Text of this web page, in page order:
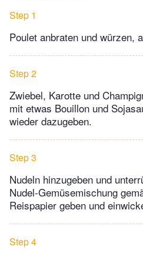
Step 1
Poulet anbraten und würzen,
Step 2
Zwiebel, Karotte und
mit etwas Bouillon und
wieder dazugeben.
Step 3
Nudeln hinzugeben und
Nudel-Gemüsemischung
Reispapier geben und
Step 4